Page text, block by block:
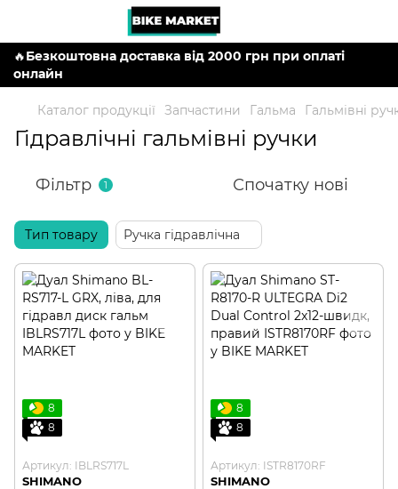
🔥Безкоштовна доставка від 2000 грн при оплаті
онлайн
Каталог продукції Запчастини Гальма Гальмівні
Гідравлічні гальмівні ручки
Фільтр 1 Спочатку нові
Тип товару Ручка гідравлічна
8
8
Артикул: IBLRS717L
SHIMANO
8
8
Артикул: ISTR8170RF
SHIMANO